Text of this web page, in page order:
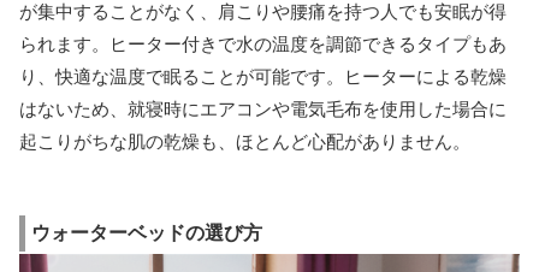
が集中することがなく、肩こりや腰痛を持つ人でも安眠が得
られます。ヒーター付きで水の温度を調節できるタイプもあ
り、快適な温度で眠ることが可能です。ヒーターによる乾燥
はないため、就寝時にエアコンや電気毛布を使用した場合に
起こりがちな肌の乾燥も、ほとんど心配がありません。
ウォーターベッドの選び方